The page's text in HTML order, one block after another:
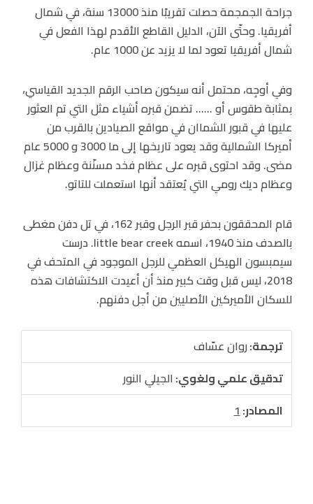
جراحة الجمجمة حصلت تقريبًا منذ 13000 سنة، في شمال
أفريقيا. وحتّى الآن، الدليل القاطع الأقدم لهذا الفعل في
شمال أفريقيا تعود لما لا يزيد عن 1000 عام.
وفي أوجِه، محتمل أنه سيكون صاحب الرقم الجديد القياسي،
بمثابة طقوس أو …… تضمن قبره أشياء مثل التي تم العثور
عليها في قبور الشماان في مواقع الصيادين بالقرب من
أميركا الشمالية وقد يعود تاريخها إلى ما 3000 و 5000 عام
مضى. وقد احتوى قبره على عظام فخد مسنّنة وعظام غزال
وعظام ديك رومي التي يُعتقد أنها استعملت للتاتو.
قام المحققون بحفر قبر الرجل وقبر 162، في تل دفن مغطى
بالصدف منذ 1940، اسمه little bear creek. درست
سيمبسون الهيكل العظمي للرجل الموجود في المتحف في
2018، ليس قبل وقت كبير منذ أن أعيدت الاكتشافات هذه
للسكان الأميركين الأصليين من أجل دفنهم.
ترجمة:روان عسّاف
تدقيق علمي ولغوي:الجيلي النور
المصادر:1